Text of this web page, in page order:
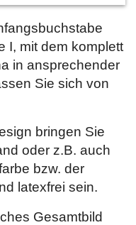
I, mit dem komplett
in ansprechender
Sie sich von
bringen Sie
oder z.B. auch
bzw. der
latexfrei sein.
Gesamtbild